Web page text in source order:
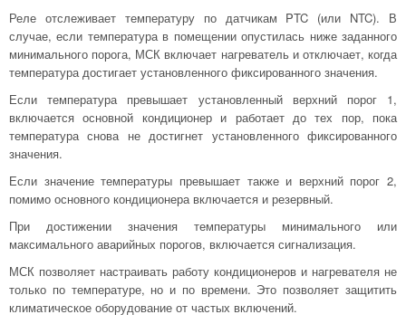
Реле отслеживает температуру по датчикам PTC (или NTC). В
случае, если температура в помещении опустилась ниже заданного
минимального порога, МСК включает нагреватель и отключает, когда
температура достигает установленного фиксированного значения.
Если температура превышает установленный верхний порог 1,
включается основной кондиционер и работает до тех пор, пока
температура снова не достигнет установленного фиксированного
значения.
Если значение температуры превышает также и верхний порог 2,
помимо основного кондиционера включается и резервный.
При достижении значения температуры минимального или
максимального аварийных порогов, включается сигнализация.
МСК позволяет настраивать работу кондиционеров и нагревателя не
только по температуре, но и по времени. Это позволяет защитить
климатическое оборудование от частых включений.